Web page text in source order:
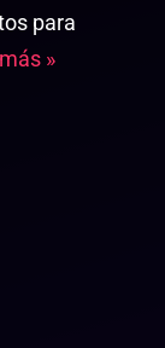
para
»